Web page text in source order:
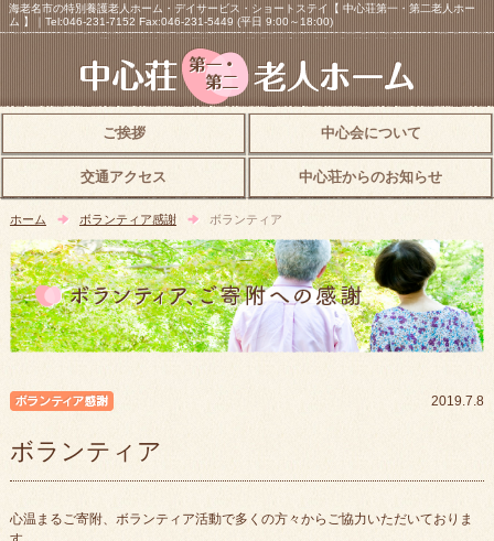
海老名市の特別養護老人ホーム・デイサービス・ショートステイ【 中心荘第一・第二老人ホー
ム 】｜Tel:046-231-7152 Fax:046-231-5449 (平日 9:00～18:00)
ご挨拶 中心会について
交通アクセス 中心荘からのお知らせ
ホーム ボランティア感謝 ボランティア
2019.7.8
ボランティア
心温まるご寄附、ボランティア活動で多くの方々からご協力いただいておりま